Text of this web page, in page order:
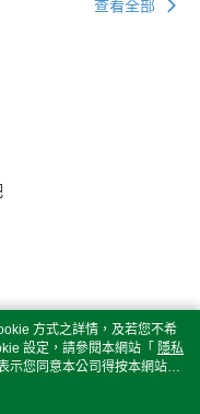
查看全部
方式之詳情，及若您不希
設定，請參閱本網站「 隱私
示您同意本公司得按本網站使